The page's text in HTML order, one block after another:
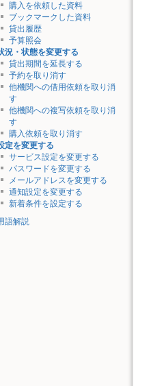
購入を依頼した資料
ブックマークした資料
貸出履歴
予算照会
況・状態を変更する
貸出期間を延長する
予約を取り消す
他機関への借用依頼を取り消
す
他機関への複写依頼を取り消
す
購入依頼を取り消す
定を変更する
サービス設定を変更する
パスワードを変更する
メールアドレスを変更する
通知設定を変更する
新着条件を設定する
語解説